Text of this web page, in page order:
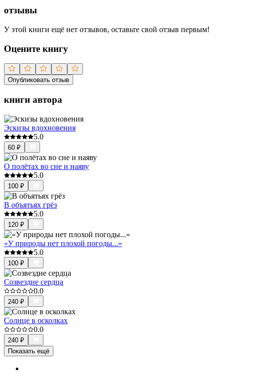
отзывы
У этой книги ещё нет отзывов, оставьте свой отзыв первым!
Оцените книгу
Опубликовать отзыв
книги автора
Эскизы вдохновения
5.0
60 ₽
О полётах во сне и наяву
5.0
100 ₽
В объятьях грёз
5.0
120 ₽
«У природы нет плохой погоды...»
5.0
100 ₽
Созвездие сердца
0.0
240 ₽
Солнце в осколках
0.0
240 ₽
Показать ещё